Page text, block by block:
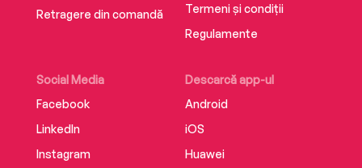
Retragere din comandă
Social Media
Facebook
LinkedIn
Instagram
Descarcă app-ul
Android
iOS
Huawei
Termeni și condiții
Regulamente